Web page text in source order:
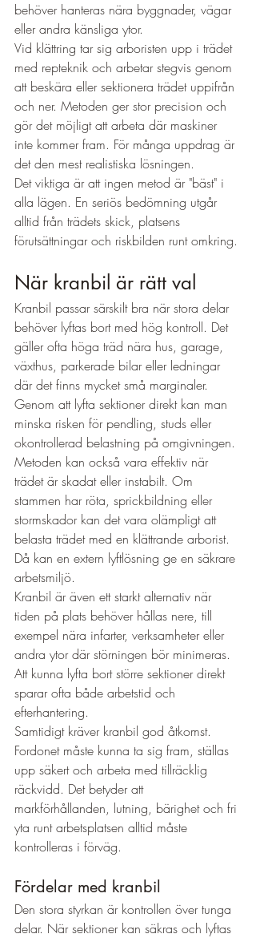
behöver hanteras nära byggnader, vägar
eller andra känsliga ytor.
Vid klättring tar sig arboristen upp i trädet
med repteknik och arbetar stegvis genom
att beskära eller sektionera trädet uppifrån
och ner. Metoden ger stor precision och
gör det möjligt att arbeta där maskiner
inte kommer fram. För många uppdrag är
det den mest realistiska lösningen.
Det viktiga är att ingen metod är "bäst" i
alla lägen. En seriös bedömning utgår
alltid från trädets skick, platsens
förutsättningar och riskbilden runt omkring.
När kranbil är rätt val
Kranbil passar särskilt bra när stora delar
behöver lyftas bort med hög kontroll. Det
gäller ofta höga träd nära hus, garage,
växthus, parkerade bilar eller ledningar
där det finns mycket små marginaler.
Genom att lyfta sektioner direkt kan man
minska risken för pendling, studs eller
okontrollerad belastning på omgivningen.
Metoden kan också vara effektiv när
trädet är skadat eller instabilt. Om
stammen har röta, sprickbildning eller
stormskador kan det vara olämpligt att
belasta trädet med en klättrande arborist.
Då kan en extern lyftlösning ge en säkrare
arbetsmiljö.
Kranbil är även ett starkt alternativ när
tiden på plats behöver hållas nere, till
exempel nära infarter, verksamheter eller
andra ytor där störningen bör minimeras.
Att kunna lyfta bort större sektioner direkt
sparar ofta både arbetstid och
efterhantering.
Samtidigt kräver kranbil god åtkomst.
Fordonet måste kunna ta sig fram, ställas
upp säkert och arbeta med tillräcklig
räckvidd. Det betyder att
markförhållanden, lutning, bärighet och fri
yta runt arbetsplatsen alltid måste
kontrolleras i förväg.
Fördelar med kranbil
Den stora styrkan är kontrollen över tunga
delar. När sektioner kan säkras och lyftas